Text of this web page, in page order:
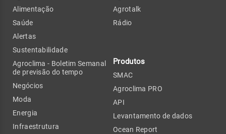
Alimentação
Saúde
Alertas
Sustentabilidade
Agroclima - Boletim Semanal
de previsão do tempo
Negócios
Moda
Energia
Infraestrutura
Agrotalk
Rádio
Produtos
SMAC
Agroclima PRO
API
Levantamento de dados
Ocean Report